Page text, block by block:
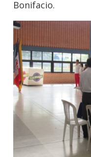
Bonifacio.